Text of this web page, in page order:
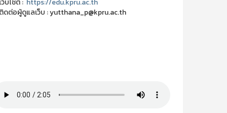
ว็บไชต์ : https://edu.kpru.ac.th
ดต่อผู้ดูแลเว็บ : yutthana_p@kpru.ac.th